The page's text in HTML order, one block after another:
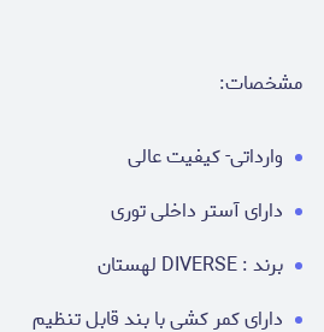
مشخصات:
وارداتی- کیفیت عالی
دارای آستر‌ داخلی توری
برند : DIVERSE لهستان
دارای کمر کشی با بند قابل تنظیم